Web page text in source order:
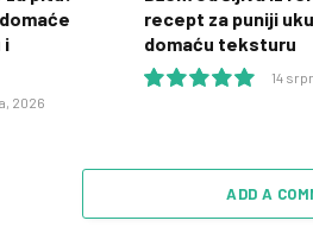
i
2026
recept za puniji
domaću teksturu
14
ADD A